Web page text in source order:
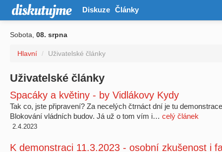
Diskuze Články
Sobota, 08. srpna
Hlavní / Uživatelské články
Uživatelské články
Spacáky a květiny - by Vidlákovy Kydy
Tak co, jste připravení? Za necelých čtrnáct dní je tu
Blokování vládních budov. Já už o tom vím i… celý článek
2.4.2023
K demonstraci 11.3.2023 - osobní zkušenost i